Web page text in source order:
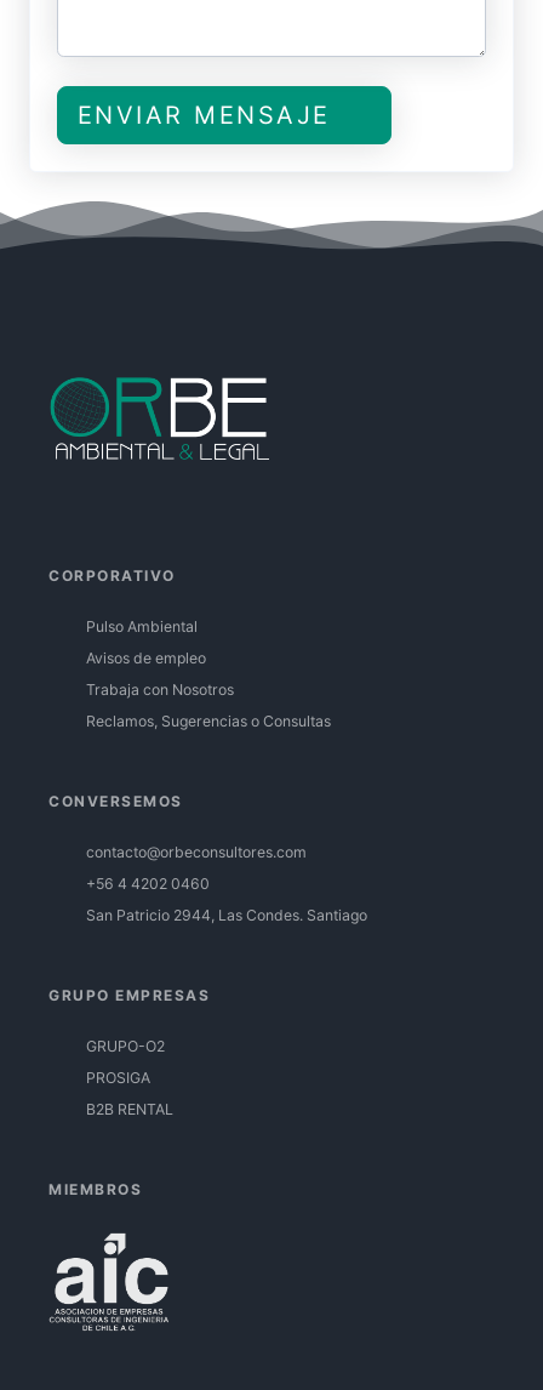
ENVIAR MENSAJE
CORPORATIVO
Pulso Ambiental
Avisos de empleo
Trabaja con Nosotros
Reclamos, Sugerencias o Consultas
CONVERSEMOS
contacto@orbeconsultores.com
+56 4 4202 0460
San Patricio 2944, Las Condes. Santiago
GRUPO EMPRESAS
GRUPO-O2
PROSIGA
B2B RENTAL
MIEMBROS